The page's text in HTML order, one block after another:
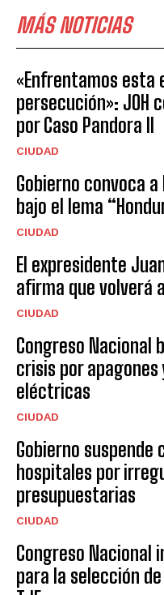
MÁS NOTICIAS
«Enfrentamos esta
persecución»: JOH
por Caso Pandora II
CIUDAD
Gobierno convoca
bajo el lema
CIUDAD
El expresidente
afirma que volverá
CIUDAD
Congreso Nacional
crisis por
eléctricas
CIUDAD
Gobierno
hospitales por
presupuestarias
CIUDAD
Congreso Nacional
para la selección